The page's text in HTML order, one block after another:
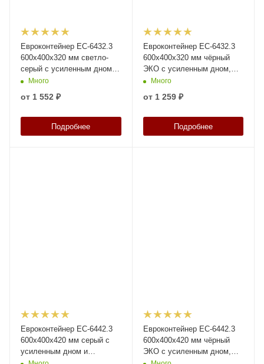
Евроконтейнер ЕС-6432.3
600х400х320 мм светло-
серый с усиленным дном,
открытыми ручками
Много
от 1 552 ₽
Подробнее
Евроконтейнер ЕС-6432.3
600х400х320 мм чёрный
ЭКО с усиленным дном,
открытыми ручками
Много
от 1 259 ₽
Подробнее
Евроконтейнер ЕС-6442.3
600х400х420 мм серый с
усиленным дном и
Евроконтейнер ЕС-6442.3
600х400х420 мм чёрный
ЭКО с усиленным дном,